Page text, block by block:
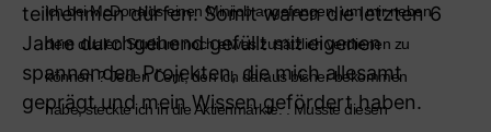
teilnehmen dürfen. Somit waren die letzten 6
Jahre durchgehend gefüllt mit eigenen
spannenden Projekten, die mich allesamt
geprägt und mein Wissen gefördert haben.
ich bei McDonalds einen Minijob angefangen, um mir neben
dem dualen Studium noch etwas zusätzlich verdienen zu
können ? Jeden Cent, den ich daraus bisher bekommen
habe, steckte ich in die Aktienmärkte. . Musste diesen